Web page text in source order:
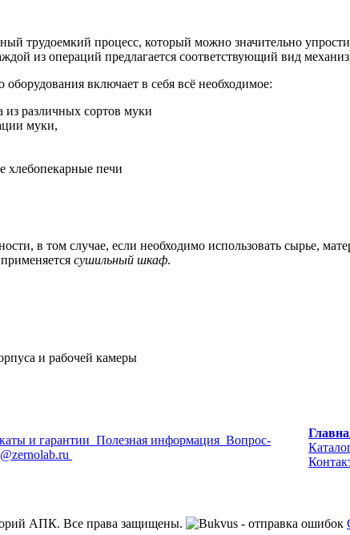
трудоемкий процесс, который можно значительно
из операций предлагается соответствующий вид
включает в себя всё необходимое:
из различных сортов муки
муки,
хлебопекарные печи
в том случае, если необходимо использовать сырье,
сушильный шкаф.
и рабочей камеры
и гарантии Полезная информация Вопрос-
АПК. Все права защищены.